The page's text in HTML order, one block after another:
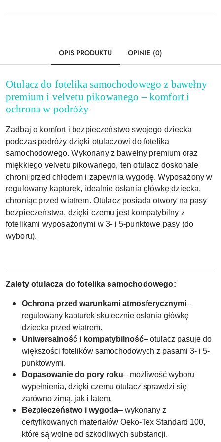
dostawa
OPIS PRODUKTU OPINIE (0)
Otulacz do fotelika samochodowego z bawełny
premium i velvetu pikowanego – komfort i
ochrona w podróży
Zadbaj o komfort i bezpieczeństwo swojego dziecka
podczas podróży dzięki otulaczowi do fotelika
samochodowego. Wykonany z bawełny premium oraz
miękkiego velvetu pikowanego, ten otulacz doskonale
chroni przed chłodem i zapewnia wygodę. Wyposażony w
regulowany kapturek, idealnie osłania główkę dziecka,
chroniąc przed wiatrem. Otulacz posiada otwory na pasy
bezpieczeństwa, dzięki czemu jest kompatybilny z
fotelikami wyposażonymi w 3- i 5-punktowe pasy (do
wyboru).
Zalety otulacza do fotelika samochodowego:
Ochrona przed warunkami atmosferycznymi–
regulowany kapturek skutecznie osłania główkę
dziecka przed wiatrem.
Uniwersalność i kompatybilność– otulacz pasuje do
większości fotelików samochodowych z pasami 3- i 5-
punktowymi.
Dopasowanie do pory roku– możliwość wyboru
wypełnienia, dzięki czemu otulacz sprawdzi się
zarówno zimą, jak i latem.
Bezpieczeństwo i wygoda– wykonany z
certyfikowanych materiałów Oeko-Tex Standard 100,
które są wolne od szkodliwych substancji.